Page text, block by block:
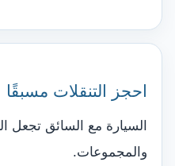
احجز التنقلات مسبقًا
السيارة مع السائق تجعل
والمجموعات.